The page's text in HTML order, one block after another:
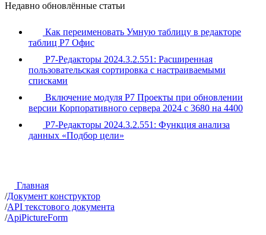
Недавно обновлённые статьи
Как переименовать Умную таблицу в редакторе
таблиц Р7 Офис
Р7-Редакторы 2024.3.2.551: Расширенная
пользовательская сортировка с настраиваемыми
списками
Включение модуля Р7 Проекты при обновлении
версии Корпоративного сервера 2024 с 3680 на 4400
Р7-Редакторы 2024.3.2.551: Функция анализа
данных «Подбор цели»
Главная
/Документ конструктор
/API текстового документа
/ApiPictureForm